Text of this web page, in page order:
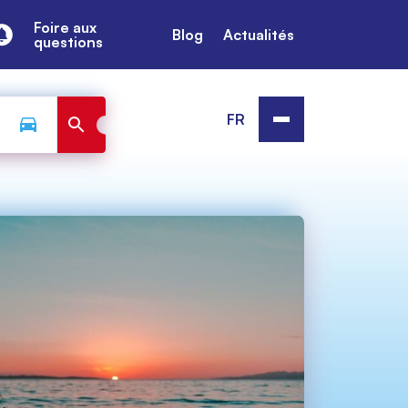
Foire aux
questions
Blog Actualités
FR